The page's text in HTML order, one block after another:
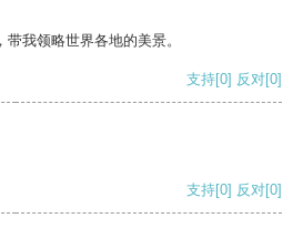
我领略世界各地的美景。
支持[0] 反对[0]
支持[0] 反对[0]